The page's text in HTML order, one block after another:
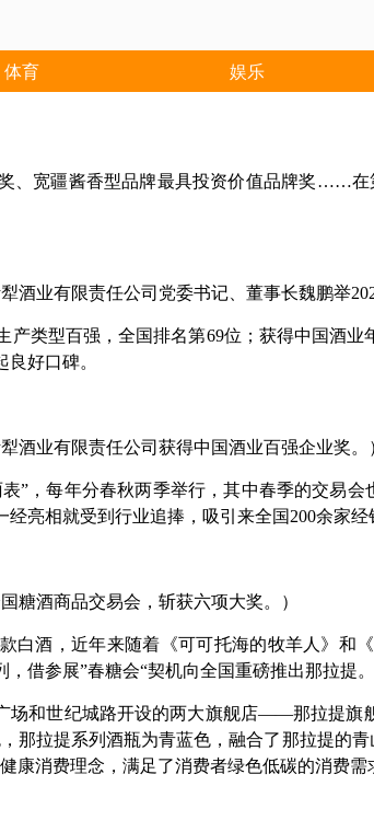
体育 娱乐
、宽疆酱香型品牌最具投资价值品牌奖……
酒业有限责任公司党委书记、董事长魏鹏举
类型百强，全国排名第69位；获得中国酒
好口碑。
酒业有限责任公司获得中国酒业百强企业奖。
”，每年分春秋两季举行，其中春季的交易
亮相就受到行业追捧，吸引来全国200余家经
糖酒商品交易会，斩获六项大奖。）
白酒，近年来随着《可可托海的牧羊人》和
借参展”春糖会“契机向全国重磅推出那拉提。
场和世纪城路开设的两大旗舰店——那拉提
那拉提系列酒瓶为青蓝色，融合了那拉提的
康消费理念，满足了消费者绿色低碳的消费需